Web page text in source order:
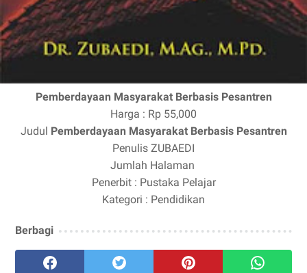
Pemberdayaan Masyarakat Berbasis Pesantren
Harga : Rp 55,000
Judul Pemberdayaan Masyarakat Berbasis Pesantren
Penulis ZUBAEDI
Jumlah Halaman
Penerbit : Pustaka Pelajar
Kategori : Pendidikan
Berbagi